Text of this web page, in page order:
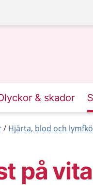
& skador
Hjärta, blod och
på